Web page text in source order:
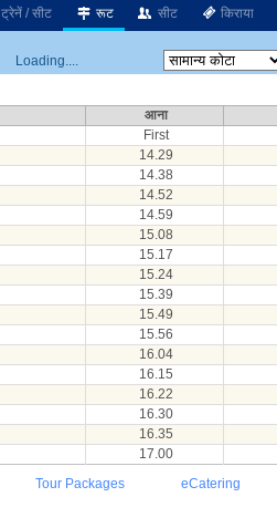
ट्रेनें / सीट रूट सीट किराया
Loading....
आना
First
14.29
14.38
14.52
14.59
15.08
15.17
15.24
15.39
15.49
15.56
16.04
16.15
16.22
16.30
16.35
17.00
Tour Packages eCatering